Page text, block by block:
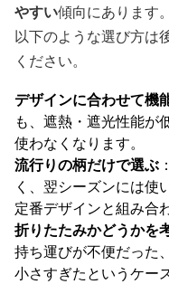
やすい傾向にあります。
以下のような選び方は
ください。
デザインに合わせて機
も、遮熱・遮光性能が
使わなくなります。
流行りの柄だけで選ぶ
く、翌シーズンには使
定番デザインと組み合
折りたたみかどうかを
持ち運びが不便だった
小さすぎたというケー